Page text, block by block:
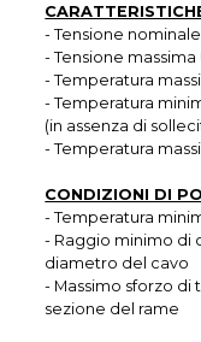
- Tensione
- Tensione massima
- Temperatura
- Temperatura
(in assenza di
- Temperatura
CONDIZIONI DI
- Temperatura
- Raggio minimo di
diametro del cavo
- Massimo sforzo di
sezione del rame